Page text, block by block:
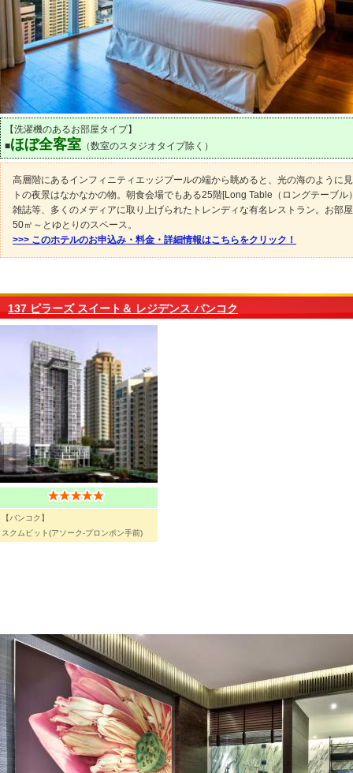
【洗濯機のあるお部屋タイプ】
■ほぼ全客室 （数室のスタジオタイプ除く）
高層階にあるインフィニティエッジプールの端から眺めると、光の海のように
トの夜景はなかなかの物。朝食会場でもある25階[Long Table（ロングテーブル
雑誌等、多くのメディアに取り上げられたトレンディな有名レストラン。お部
50㎡～とゆとりのスペース。
>>> このホテルのお申込み・料金・詳細情報はこちらをクリック！
137 ピラーズ スイート＆ レジデンス バンコク
【バンコク】
スクムビット(アソーク-プロンポン手前)